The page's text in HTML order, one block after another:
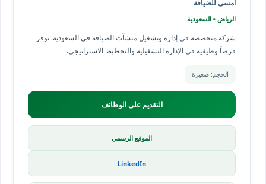
أمسى للضيافة
الرياض - السعودية
شركة متخصصة في إدارة وتشغيل منشآت الضيافة في السعودية. توفر
فرصاً وظيفية في الإدارة التشغيلية والتخطيط الاستراتيجي.
الحجم: صغيرة
التقديم على الوظائف
الموقع الرسمي
LinkedIn